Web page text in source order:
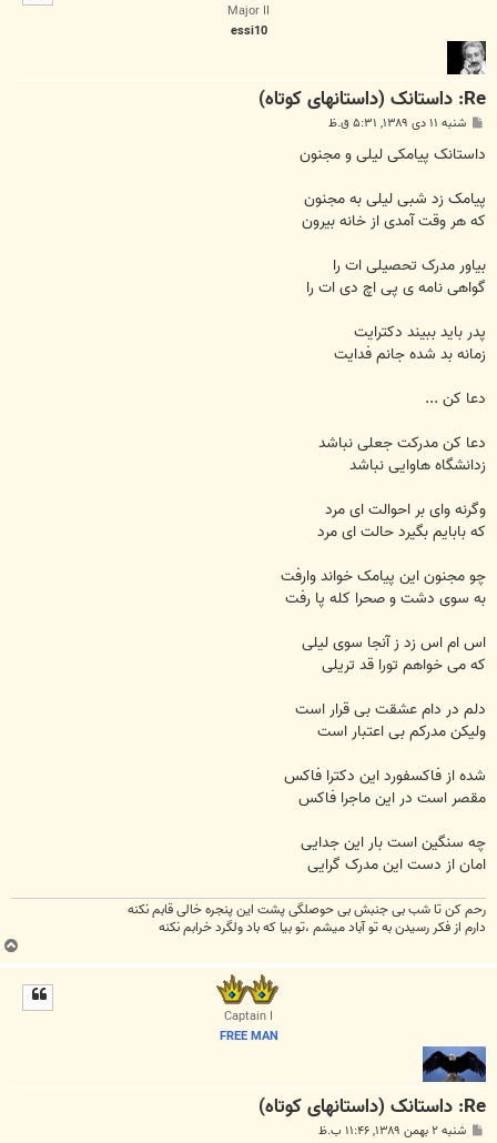
Major II
essi10
Re: داستانک (داستانهای کوتاه)
پ
ت
شنبه ۱۱ دی ۱۳۸۹, ۵:۳۱ ق.ظ
داستانک پیامکی لیلی و مجنون
پیامک زد شبی لیلی به مجنون
که هر وقت آمدی از خانه بیرون
بیاور مدرک تحصیلی ات را
گواهی نامه ی پی اچ دی ات را
پدر باید ببیند دکترایت
زمانه بد شده جانم فدایت
دعا کن ...
دعا کن مدرکت جعلی نباشد
زدانشگاه هاوایی نباشد
وگرنه وای بر احوالت ای مرد
که بابایم بگیرد حالت ای مرد
چو مجنون این پیامک خواند وارفت
به سوی دشت و صحرا کله پا رفت
اس ام اس زد ز آنجا سوی لیلی
که می خواهم تورا قد تریلی
دلم در دام عشقت بی قرار است
ولیکن مدرکم بی اعتبار است
شده از فاکسفورد این دکترا فاکس
مقصر است در این ماجرا فاکس
چه سنگین است بار این جدایی
امان از دست این مدرک گرایی
رحم کن تا شب بی جنبش بی حوصلگی پشت این پنجره خالی قابم نکنه
دارم از فکر رسیدن به تو آباد میشم ،تو بیا که باد ولگرد خرابم نکنه
ب
ا
Captain I
FREE MAN
Re: داستانک (داستانهای کوتاه)
پ شنبه ۲ بهمن ۱۳۸۹, ۱۱:۴۶ ب.ظ